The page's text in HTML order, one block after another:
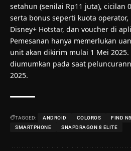
setahun (senilai Rp11 juta), cicilan
serta bonus seperti kuota
Disney+ Hotstar, dan voucher di
Pemesanan hanya memerlukan
unit akan dikirim mulai 1 Mei
diumumkan pada saat
2025.
TAGGED: ANDROID COLOROS FIND N5
SMARTPHONE
SNAPDRAGON 8 ELITE